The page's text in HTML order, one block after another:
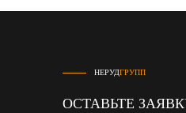
НЕРУДГРУПП
ОСТАВЬТЕ